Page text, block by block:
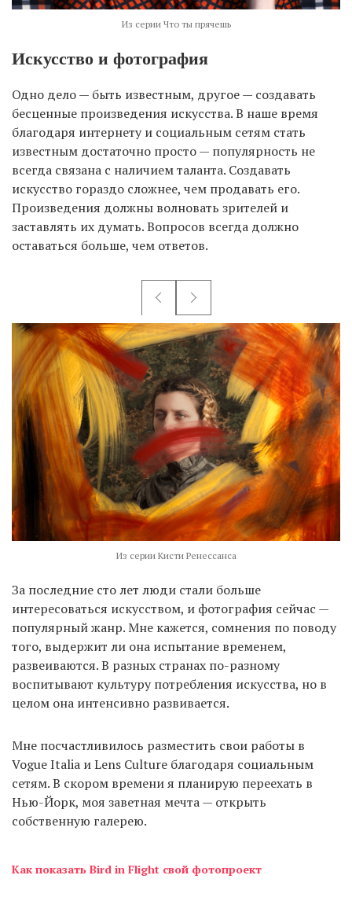
Из серии Что ты прячешь
Искусство и фотография
Одно дело — быть известным, другое — создавать
бесценные произведения искусства. В наше время
благодаря интернету и социальным сетям стать
известным достаточно просто — популярность не
всегда связана с наличием таланта. Создавать
искусство гораздо сложнее, чем продавать его.
Произведения должны волновать зрителей и
заставлять их думать. Вопросов всегда должно
оставаться больше, чем ответов.
Из серии Кисти Ренессанса
За последние сто лет люди стали больше
интересоваться искусством, и фотография сейчас —
популярный жанр. Мне кажется, сомнения по поводу
того, выдержит ли она испытание временем,
развеиваются. В разных странах по-разному
воспитывают культуру потребления искусства, но в
целом она интенсивно развивается.
Мне посчастливилось разместить свои работы в
Vogue Italia и Lens Culture благодаря социальным
сетям. В скором времени я планирую переехать в
Нью-Йорк, моя заветная мечта — открыть
собственную галерею.
Как показать Bird in Flight свой фотопроект